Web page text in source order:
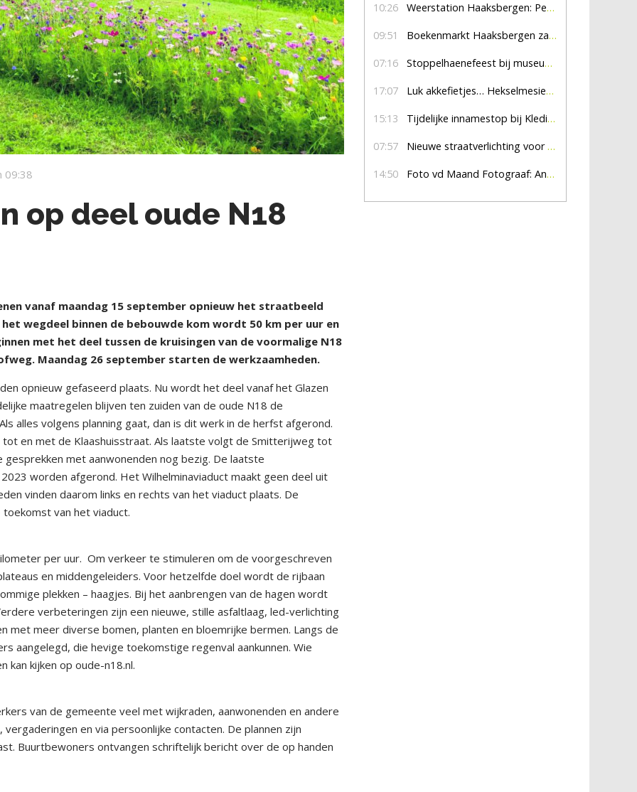
09:38
op deel oude N18
vanaf maandag 15 september opnieuw het straatbeeld
wegdeel binnen de bebouwde kom wordt 50 km per uur en
met het deel tussen de kruisingen van de voormalige N18
Maandag 26 september starten de werkzaamheden.
opnieuw gefaseerd plaats. Nu wordt het deel vanaf het Glazen
maatregelen blijven ten zuiden van de oude N18 de
alles volgens planning gaat, dan is dit werk in de herfst afgerond.
en met de Klaashuisstraat. Als laatste volgt de Smitterijweg tot
met aanwonenden nog bezig. De laatste
worden afgerond. Het Wilhelminaviaduct maakt geen deel uit
vinden daarom links en rechts van het viaduct plaats. De
van het viaduct.
per uur. Om verkeer te stimuleren om de voorgeschreven
en middengeleiders. Voor hetzelfde doel wordt de rijbaan
plekken – haagjes. Bij het aanbrengen van de hagen wordt
verbeteringen zijn een nieuwe, stille asfaltlaag, led-verlichting
met meer diverse bomen, planten en bloemrijke bermen. Langs de
aangelegd, die hevige toekomstige regenval aankunnen. Wie
kan kijken op oude-n18.nl.
van de gemeente veel met wijkraden, aanwonenden en andere
en via persoonlijke contacten. De plannen zijn
Buurtbewoners ontvangen schriftelijk bericht over de op handen
10:26 Weerstation Haaksbergen: Perioden met zon en droog
09:51 Boekenmarkt Haaksbergen zaterdag 8 augustus, marktplein Haaksbergen
07:16 Stoppelhaenefeest bij museum De Lebbenbrugge
17:07 Luk akkefietjes… HekselmesienHarry
15:13 Tijdelijke innamestop bij Kledingbank Stefania
07:57 Nieuwe straatverlichting voor De Veldmaat en De Pas
14:50 Foto vd Maand Fotograaf: Anna Jalving